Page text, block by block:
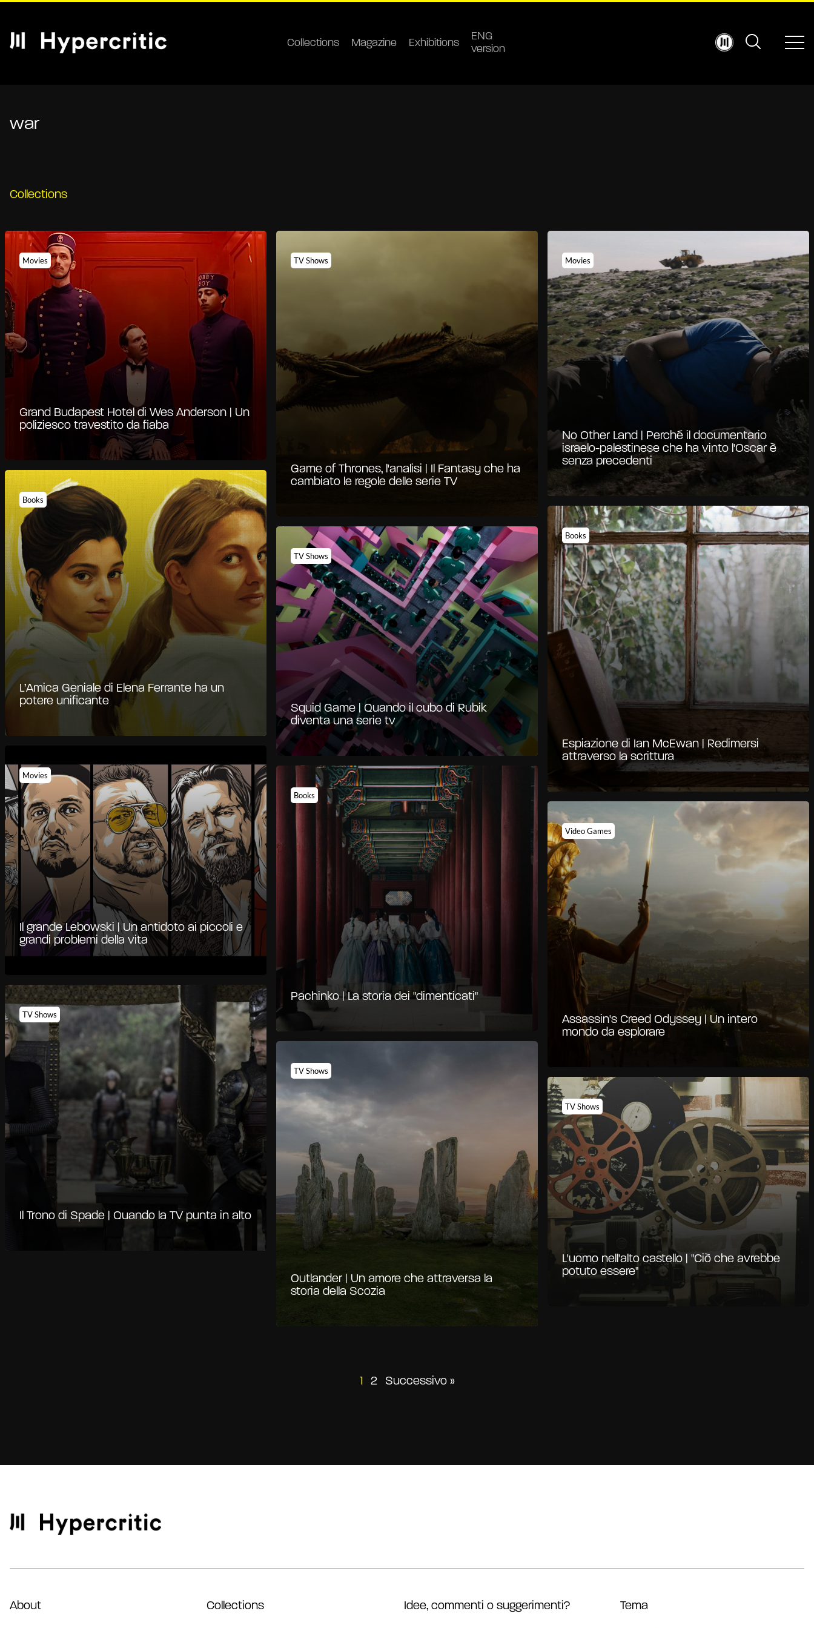
Collections Magazine Exhibitions
ENG
version
war
Collections
Movies
Grand Budapest Hotel di Wes Anderson | Un
poliziesco travestito da fiaba
TV Shows
Game of Thrones, l'analisi | Il Fantasy che ha
cambiato le regole delle serie TV
Movies
No Other Land | Perché il documentario
israelo-palestinese che ha vinto l'Oscar è
senza precedenti
Books
L’Amica Geniale di Elena Ferrante ha un
potere unificante
TV Shows
Squid Game | Quando il cubo di Rubik
diventa una serie tv
Books
Espiazione di Ian McEwan | Redimersi
attraverso la scrittura
Movies
Il grande Lebowski | Un antidoto ai piccoli e
grandi problemi della vita
Books
Pachinko | La storia dei "dimenticati"
Video Games
Assassin's Creed Odyssey | Un intero
mondo da esplorare
TV Shows
Il Trono di Spade | Quando la TV punta in alto
TV Shows
Outlander | Un amore che attraversa la
storia della Scozia
TV Shows
L'uomo nell'alto castello | "Ciò che avrebbe
potuto essere"
Paginazione
1 2 Successivo »
About Collections Idee, commenti o suggerimenti? Tema